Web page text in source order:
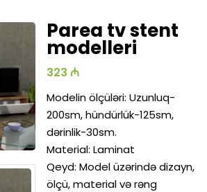
Parea tv stent
modelleri
323 ₼
Modelin ölçüləri: Uzunluq-
200sm, hündürlük-125sm,
dərinlik-30sm.
Material: Laminat
Qeyd: Model üzərində dizayn,
ölçü, material və rəng